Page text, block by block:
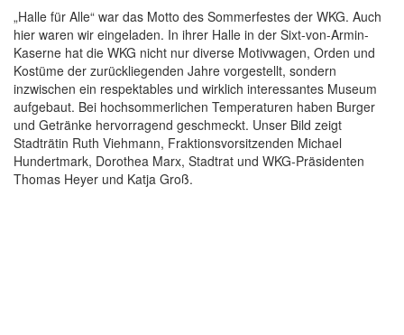
„Halle für Alle“ war das Motto des Sommerfestes der WKG. Auch
hier waren wir eingeladen. In ihrer Halle in der Sixt-von-Armin-
Kaserne hat die WKG nicht nur diverse Motivwagen, Orden und
Kostüme der zurückliegenden Jahre vorgestellt, sondern
inzwischen ein respektables und wirklich interessantes Museum
aufgebaut. Bei hochsommerlichen Temperaturen haben Burger
und Getränke hervorragend geschmeckt. Unser Bild zeigt
Stadträtin Ruth Viehmann, Fraktionsvorsitzenden Michael
Hundertmark, Dorothea Marx, Stadtrat und WKG-Präsidenten
Thomas Heyer und Katja Groß.